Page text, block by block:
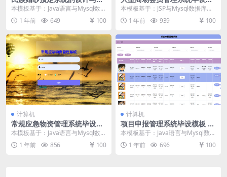
现毕设模板 毕业设计模板及毕
业论文
本模板基于：Java语言与Mysql数据
库开发 系统实现 系统实现部分就是
将系统...
1 年前 649 100
板 毕业设计模板及毕业论文
本模板基于：JSP与Mysql数据库开
发 系统功能实现 这部分工作主要由
程序编制...
1 年前 939 100
计算机
常规应急物资管理系统毕设模
板 毕业设计模板及毕业论文与
本模板基于：Java语言与Mysql数据
库开发 系统实现 管理员角色功能设
计 管...
1 年前 856 100
计算机
项目申报管理系统毕设模板 毕
业设计模板及毕业论文
本模板基于：Java语言与Mysql数据
库开发 系统功能实现 管理员功能模
块的实...
1 年前 696 100